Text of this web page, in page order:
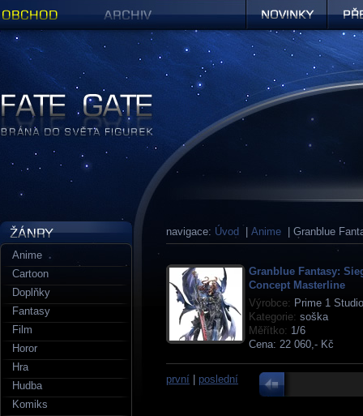
navigace: Úvod Anime | Granblue
Granblue Fantasy:
Concept Masterline
Výrobce: Prime 1 Studio
Kategorie: soška
Měřítko: 1/6
Cena: 22 060,- Kč
první poslední
Anime
Cartoon
Doplňky
Fantasy
Film
Horor
Hra
Hudba
Komiks
Figurky a sošky | Fate Gate